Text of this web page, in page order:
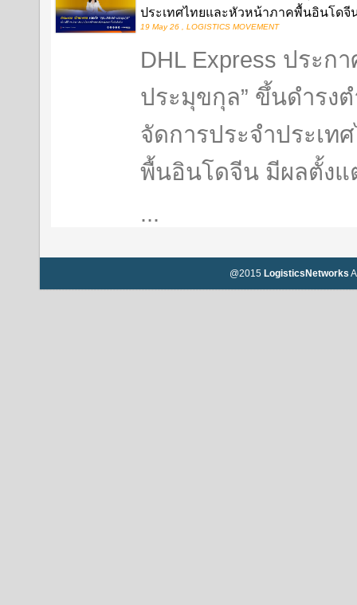
ประเทศไทยและหัวหน้าภาคพื้นอินโดจี
19 May 26 , LOGISTICS MOVEMENT
DHL Express ประก
ประมุขกุล” ขึ้นดำรง
จัดการประจำประเท
พื้นอินโดจีน มีผลตั้งแ
...
@2015 LogisticsNetworks